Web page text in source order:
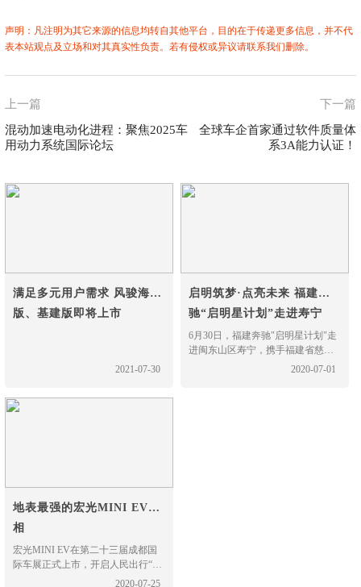
声明：凡注明为其它来源的信息均转自其他平台，目的在于传递更多信息，并不代
表本站观点及立场和对其真实性负责。若有侵权或异议请联系我们删除。
上一篇
混动加速电动化进程：聚焦2025车
用动力系统国际论坛
下一篇
全球车企首家通过软件质量体
系3A能力认证！
满足多元用户需求 风骏海鲜
版、基建版即将上市
2021-07-30
启明筑梦·点亮未来 福建奔
驰“启明星计划”走进寿宁
6月30日，福建奔驰"启明星计划"走
进闽东山区寿宁，携手福建省慈善
总会和寿宁慈善总会在寿宁县南阳
2020-07-01
地表最强的宏光MINI EV亮
相
宏光MINI EV在第二十三届成都国
际车展正式上市，开启人民出行“小
时代”。新车共推出轻松款、自在
2020-07-25